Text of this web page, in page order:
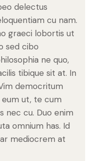
delectus
cu nam.
graeci lobortis ut
sed cibo
ne quo,
tibique sit at. In
democritum
ut, te cum
nec cu. Duo enim
omnium has. Id
mediocrem at